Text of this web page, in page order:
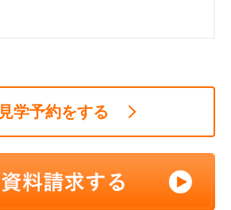
見学予約をする